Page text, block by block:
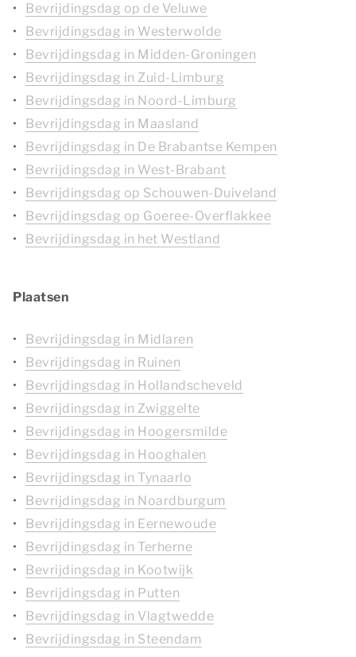
Bevrijdingsdag op de Veluwe
Bevrijdingsdag in Westerwolde
Bevrijdingsdag in Midden-Groningen
Bevrijdingsdag in Zuid-Limburg
Bevrijdingsdag in Noord-Limburg
Bevrijdingsdag in Maasland
Bevrijdingsdag in De Brabantse Kempen
Bevrijdingsdag in West-Brabant
Bevrijdingsdag op Schouwen-Duiveland
Bevrijdingsdag op Goeree-Overflakkee
Bevrijdingsdag in het Westland
Plaatsen
Bevrijdingsdag in Midlaren
Bevrijdingsdag in Ruinen
Bevrijdingsdag in Hollandscheveld
Bevrijdingsdag in Zwiggelte
Bevrijdingsdag in Hoogersmilde
Bevrijdingsdag in Hooghalen
Bevrijdingsdag in Tynaarlo
Bevrijdingsdag in Noardburgum
Bevrijdingsdag in Eernewoude
Bevrijdingsdag in Terherne
Bevrijdingsdag in Kootwijk
Bevrijdingsdag in Putten
Bevrijdingsdag in Vlagtwedde
Bevrijdingsdag in Steendam